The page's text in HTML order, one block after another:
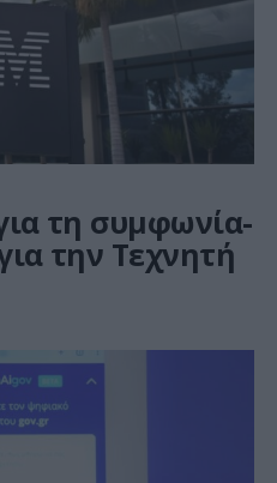
τη συμφωνία-
την Τεχνητή